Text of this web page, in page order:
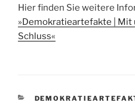
Hier finden Sie weitere
»Demokratieartefakte | Mit
Schluss«
KATEGORIEN